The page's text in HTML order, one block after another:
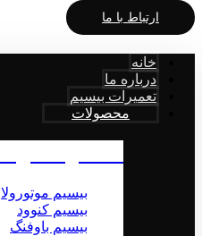
ارتباط با ما
خانه
درباره ما
تعمیرات بیسیم
محصولات
بیسیم موتورولا
بیسیم کنوود
بیسیم باوفنگ